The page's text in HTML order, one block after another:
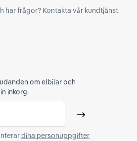
har frågor? Kontakta vår kundtjänst
om elbilar och
inkorg.
Skicka
dina personuppgifter